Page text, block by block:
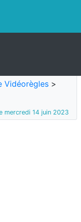
Vidéorègles >
mercredi 14 juin 2023